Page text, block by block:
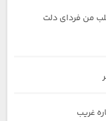
من فردای دلت
غریب